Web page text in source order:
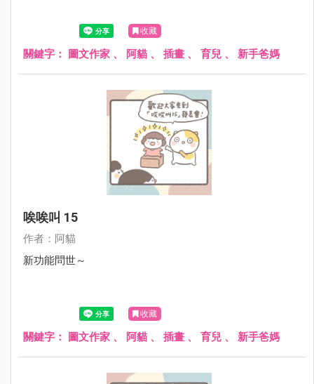
收藏
關鍵字： 圖文作家 、 阿貓 、 插畫 、 育兒 、 新手爸媽
唉唉叫 15
作者：阿貓
新功能問世～
收藏
關鍵字： 圖文作家 、 阿貓 、 插畫 、 育兒 、 新手爸媽